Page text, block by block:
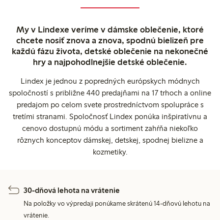
My v Lindexe veríme v dámske oblečenie, ktoré
chcete nosiť znova a znova, spodnú bielizeň pre
každú fázu života, detské oblečenie na nekonečné
hry a najpohodlnejšie detské oblečenie.
Lindex je jednou z popredných európskych módnych
spoločností s približne 440 predajňami na 17 trhoch a online
predajom po celom svete prostredníctvom spolupráce s
tretími stranami. Spoločnosť Lindex ponúka inšpiratívnu a
cenovo dostupnú módu a sortiment zahŕňa niekoľko
rôznych konceptov dámskej, detskej, spodnej bielizne a
kozmetiky.
30-dňová lehota na vrátenie
Na položky vo výpredaji ponúkame skrátenú 14-dňovú lehotu na
vrátenie.